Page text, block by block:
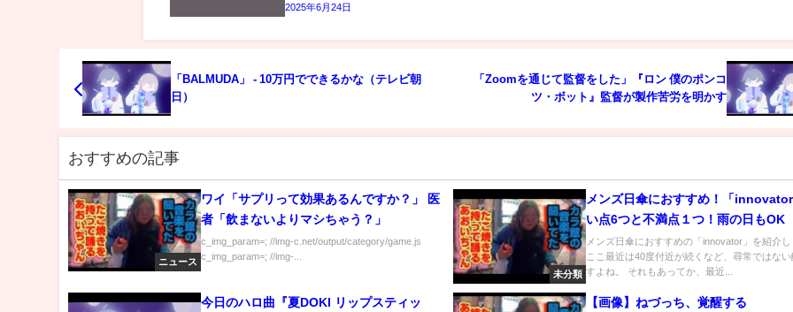
2025年6月24日
「BALMUDA」 - 10万円でできるかな（テレビ朝
日）
「Zoomを通じて監督をした」『ロン 僕のポンコ
ツ・ボット』監督が製作苦労を明かす
おすすめの記事
ニュース
ワイ「サプリって効果あるんですか？」 医
者「飲まないよりマシちゃう？」
c_img_param=; //img-c.net/output/category/game.js
c_img_param=; //img-...
未分類
メンズ日傘におすすめ！「
い点6つと不満点１つ！雨の日もOK
メンズ日傘におすすめの「innovator」を紹介
ここ最近は40度付近が続くなど、尋常ではな
すよね。 それもあってか、最近...
今日のハロ曲『夏DOKI リップスティッ
【画像】ねづっち、覚醒する